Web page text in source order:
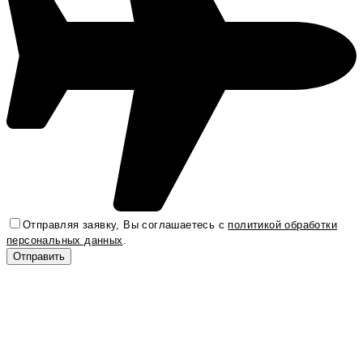
Отправляя заявку, Вы соглашаетесь сполитикой обработки
персональных данных